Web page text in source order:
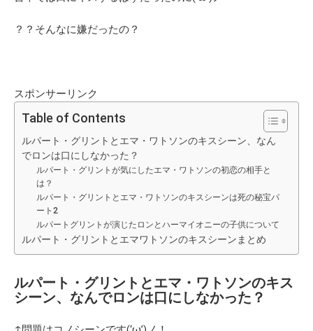
？？そんなに嫌だったの？
スポンサーリンク
Table of Contents
ルパート・グリントとエマ・ワトソンのキスシーン、なん
でロンは口にしなかった？
ルパート・グリントが気にしたエマ・ワトソンの初恋の相手と
は？
ルパート・グリントとエマ・ワトソンのキスシーンは死の秘宝パ
ート2
ルパートグリントが演じたロンとハーマイオニーの子供について
ルパート・グリントとエマワトソンのキスシーンまとめ
ルパート・グリントとエマ・ワトソンのキス
シーン、なんでロンは口にしなかった？